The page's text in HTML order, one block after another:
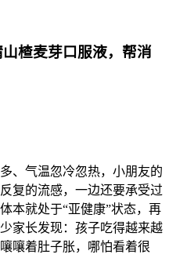
楂麦芽口服液，帮消
、气温忽冷忽热，小朋友的
复的流感，一边还要承受过
本就处于“亚健康”状态，再
家长发现：孩子吃得越来越
嚷着肚子胀，哪怕看着很